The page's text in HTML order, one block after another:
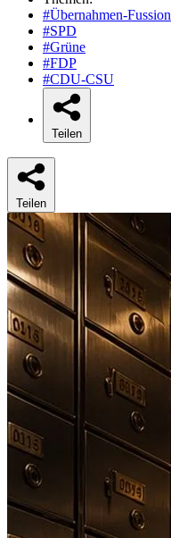
#Übernahmen-Fussion
#SPD
#Grüne
#FDP
#CDU-CSU
Teilen
Teilen